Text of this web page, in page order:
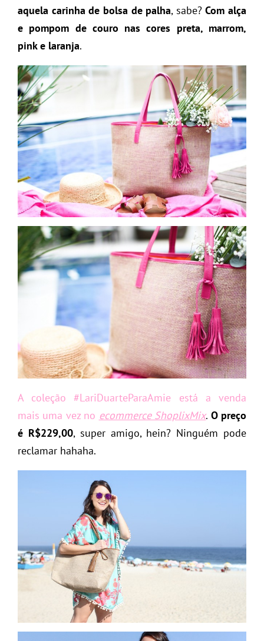
aquela carinha de bolsa de palha, sabe?Com alça
e pompom de couro nas cores preta, marrom,
pink e laranja.
A coleção #LariDuarteParaAmie está a venda
mais uma vez no ecommerce ShoplixMix. O preço
é R$229,00, super amigo, hein? Ninguém pode
reclamar hahaha.